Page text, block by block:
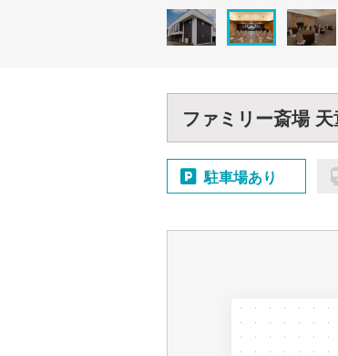
ファミリー斎場
駐車場あり